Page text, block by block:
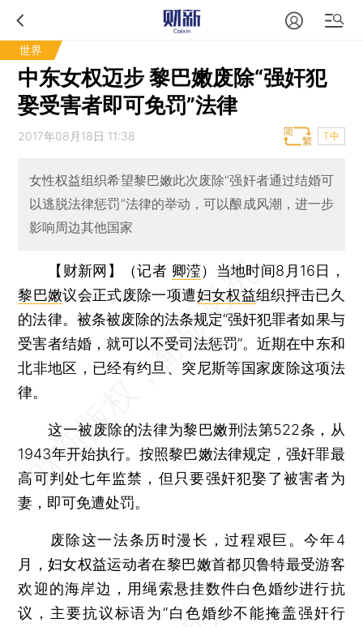
世界
中东女权迈步 黎巴嫩废除“强奸犯
娶受害者即可免罚”法律
2017年08月18日 11:38 T中
女性权益组织希望黎巴嫩此次废除“强奸者通过结婚可
以逃脱法律惩罚”法律的举动，可以酿成风潮，进一步
影响周边其他国家
【财新网】（记者 卿滢） 当地时间8月16日，
黎巴嫩议会正式废除一项遭妇女权益组织抨击已久
的法律。被条被废除的法条规定“强奸犯罪者如果与
受害者结婚，就可以不受司法惩罚”。近期在中东和
北非地区，已经有约旦、突尼斯等国家废除这项法
律。
这一被废除的法律为黎巴嫩刑法第522条，从
1943年开始执行。按照黎巴嫩法律规定，强奸罪最
高可判处七年监禁，但只要强奸犯娶了被害者为
妻，即可免遭处罚。
废除这一法条历时漫长，过程艰巨。今年4
月，妇女权益运动者在黎巴嫩首都贝鲁特最受游客
欢迎的海岸边，用绳索悬挂数件白色婚纱进行抗
议，主要抗议标语为“白色婚纱不能掩盖强奸行